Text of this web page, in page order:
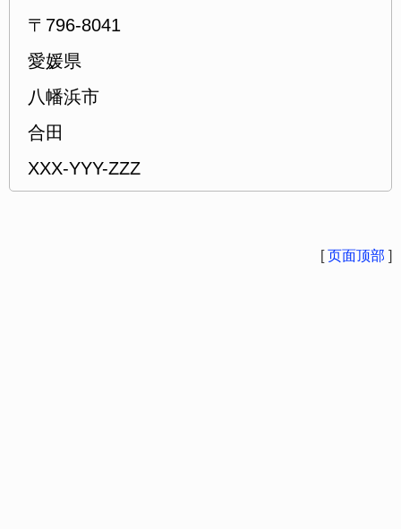
〒796-8041
愛媛県
八幡浜市
合田
XXX-YYY-ZZZ
[页面顶部 ]